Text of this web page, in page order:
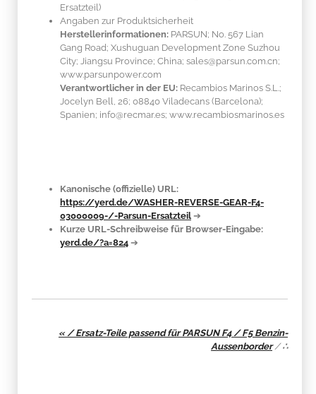
Ersatzteil)
Angaben zur Produktsicherheit
Herstellerinformationen: PARSUN; No. 567 Lian
Gang Road; Xushuguan Development Zone Suzhou
City; Jiangsu Province; China; sales@parsun.com.cn;
www.parsunpower.com
Verantwortlicher in der EU: Recambios Marinos S.L.;
Jocelyn Bell, 26; 08840 Viladecans (Barcelona);
Spanien; info@recmar.es; www.recambiosmarinos.es
Kanonische (offizielle) URL:
https://yerd.de/WASHER-REVERSE-GEAR-F4-
03000009-/-Parsun-Ersatzteil ➔
Kurze URL-Schreibweise für Browser-Eingabe:
yerd.de/?a=824 ➔
« / Ersatz-Teile passend für PARSUN F4 / F5 Benzin-
Aussenborder/∴